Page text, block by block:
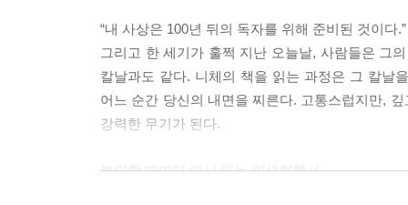
한다. 하지만 바로 그 순간, 당신의 지혜와 가치
란 바로 그러한 순간에 당신을 구해내는 하나의 무
--- p.232~233
‘앞에 길이 없다’라고 생각하는 순간, 있던 길도 사
“내 사상은 100년 뒤의 독자를 위해 준비된 것이다.”
그리고 한 세기가 훌쩍 지난 오늘날, 사람들은 그
칼날과도 같다. 니체의 책을 읽는 과정은 그 칼날
어느 순간 당신의 내면을 찌른다. 고통스럽지만,
강력한 무기가 된다.
불안할 때마다 다시 읽는 인생철학서